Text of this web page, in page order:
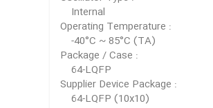
Internal
Operating Temperature :
-40°C ~ 85°C (TA)
Package / Case :
64-LQFP
Supplier Device Package :
64-LQFP (10x10)